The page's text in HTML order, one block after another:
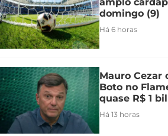
amplo
domingo (9)
Há 6 horas
Mauro Cezar
Boto no
quase R$ 1
Há 13 horas